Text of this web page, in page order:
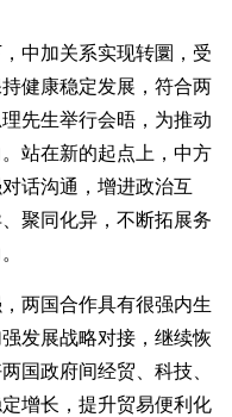
中加关系实现转圜，受
健康稳定发展，符合两
先生举行会晤，为推动
站在新的起点上，中方
话沟通，增进政治互
聚同化异，不断拓展务
两国合作具有很强内生
发展战略对接，继续恢
国政府间经贸、科技、
增长，提升贸易便利化